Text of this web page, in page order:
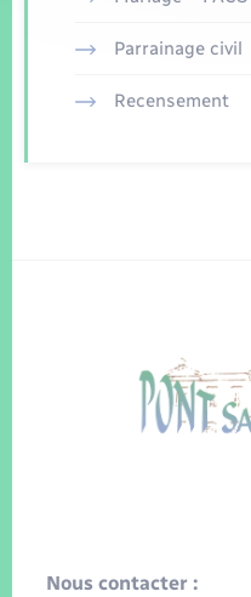
Parrainage civil
Recensement
Nous contacter :